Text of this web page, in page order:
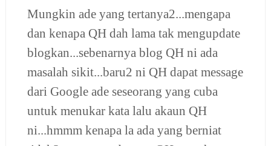
Mungkin ade yang tertanya2...mengapa
dan kenapa QH dah lama tak mengupdate
blogkan...sebenarnya blog QH ni ada
masalah sikit...baru2 ni QH dapat message
dari Google ade seseorang yang cuba
untuk menukar kata lalu akaun QH
ni...hmmm kenapa la ada yang berniat